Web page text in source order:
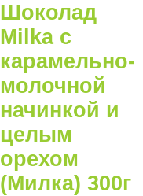
Шоколад
Milka с
карамельно-
молочной
начинкой и
целым
орехом
(Милка) 300г